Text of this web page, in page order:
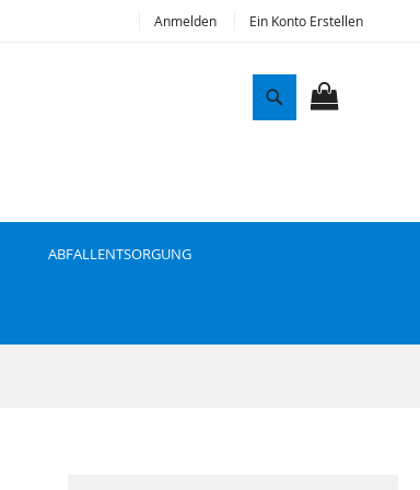
Anmelden Ein Konto Erstellen
S
h
ABFALLENTSORGUNG